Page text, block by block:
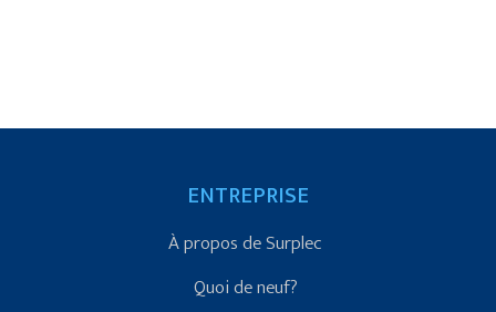
ENTREPRISE
À propos de Surplec
Quoi de neuf?